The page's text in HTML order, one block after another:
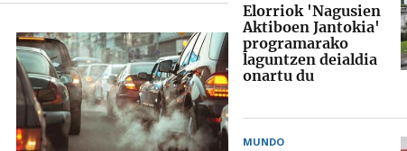
Elorriok 'Nagusien
Aktiboen Jantokia'
programarako
laguntzen deialdia
onartu du
MUNDO